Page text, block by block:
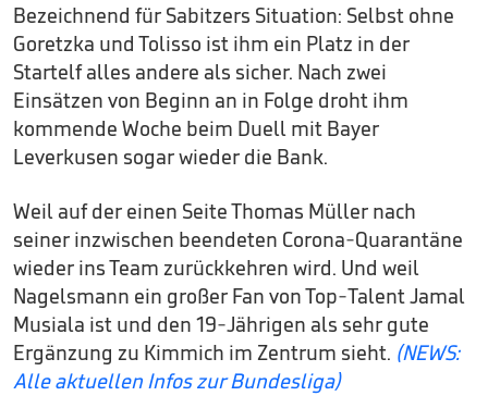
Bezeichnend für Sabitzers Situation: Selbst ohne
Goretzka und Tolisso ist ihm ein Platz in der
Startelf alles andere als sicher. Nach zwei
Einsätzen von Beginn an in Folge droht ihm
kommende Woche beim Duell mit Bayer
Leverkusen sogar wieder die Bank.
Weil auf der einen Seite Thomas Müller nach
seiner inzwischen beendeten Corona-Quarantäne
wieder ins Team zurückkehren wird. Und weil
Nagelsmann ein großer Fan von Top-Talent Jamal
Musiala ist und den 19-Jährigen als sehr gute
Ergänzung zu Kimmich im Zentrum sieht. (NEWS:
Alle aktuellen Infos zur Bundesliga)